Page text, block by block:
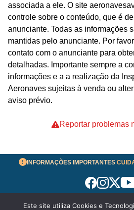
associada a ele. O site
controle sobre o conteúdo, que é
anunciante. Todas as informações
mantidas pelo anunciante. Por
contato com o anunciante para
detalhadas. Importante sempre a
informações e a a realização da
Aeronaves sujeitas à venda ou
aviso prévio.
Reportar problemas
INFORMAÇÕES IMPORTANTES
Termos de
Este site utiliza Cookies e